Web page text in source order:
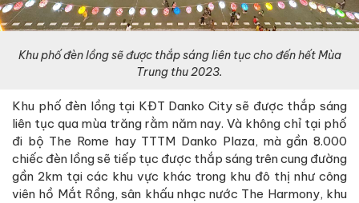
Khu phố đèn lồng sẽ được thắp sáng liên tục cho đến hết Mùa
Trung thu 2023.
Khu phố đèn lồng tại KĐT Danko City sẽ được thắp sáng
liên tục qua mùa trăng rằm năm nay. Và không chỉ tại phố
đi bộ The Rome hay TTTM Danko Plaza, mà gần 8.000
chiếc đèn lồng sẽ tiếp tục được thắp sáng trên cung đường
gần 2km tại các khu vực khác trong khu đô thị như công
viên hồ Mắt Rồng, sân khấu nhạc nước The Harmony, khu